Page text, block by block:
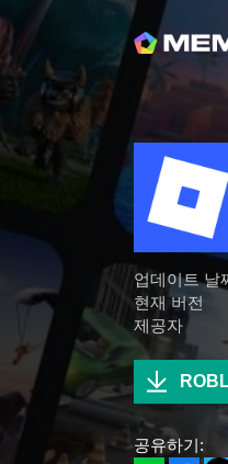
업데이트 날
현재 버전
제공자
공유하기: